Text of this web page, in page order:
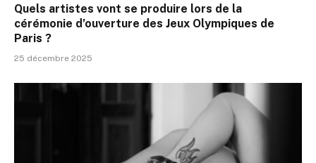
Quels artistes vont se produire lors de la
cérémonie d’ouverture des Jeux Olympiques de
Paris ?
25 décembre 2025